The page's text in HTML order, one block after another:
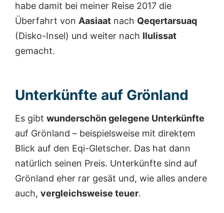
habe damit bei meiner Reise 2017 die
Überfahrt von Aasiaat nach Qeqertarsuaq
(Disko-Insel) und weiter nach Ilulissat
gemacht.
Unterkünfte auf Grönland
Es gibt wunderschön gelegene Unterkünfte
auf Grönland – beispielsweise mit direktem
Blick auf den Eqi-Gletscher. Das hat dann
natürlich seinen Preis. Unterkünfte sind auf
Grönland eher rar gesät und, wie alles andere
auch, vergleichsweise teuer.